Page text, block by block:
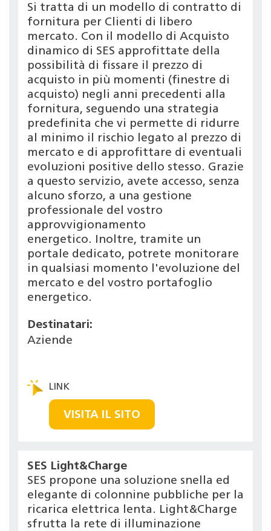
Si tratta di un modello di contratto di
fornitura per Clienti di libero
mercato. Con il modello di Acquisto
dinamico di SES approfittate della
possibilità di fissare il prezzo di
acquisto in più momenti (finestre di
acquisto) negli anni precedenti alla
fornitura, seguendo una strategia
predefinita che vi permette di ridurre
al minimo il rischio legato al prezzo di
mercato e di approfittare di eventuali
evoluzioni positive dello stesso. Grazie
a questo servizio, avete accesso, senza
alcuno sforzo, a una gestione
professionale del vostro
approvvigionamento
energetico. Inoltre, tramite un
portale dedicato, potrete monitorare
in qualsiasi momento l'evoluzione del
mercato e del vostro portafoglio
energetico.
Destinatari:
Aziende
VISITA IL SITO
SES Light&Charge
SES propone una soluzione snella ed
elegante di colonnine pubbliche per la
ricarica elettrica lenta. Light&Charge
sfrutta la rete di illuminazione